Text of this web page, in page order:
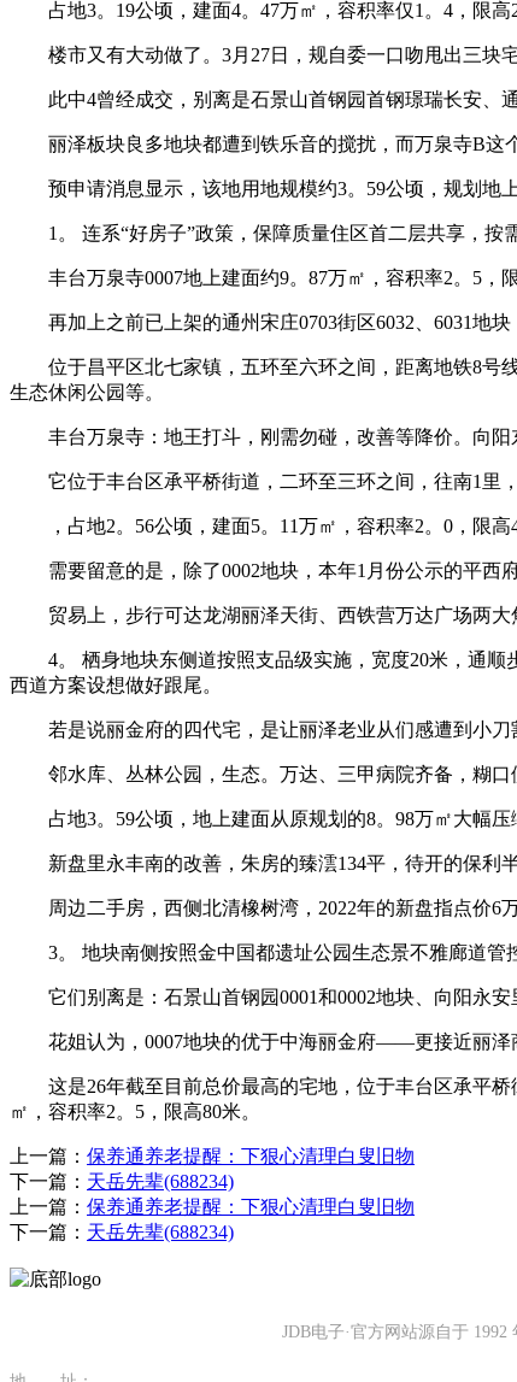
占地3。19公顷，建面4。47万㎡，容积率仅1。4，限高
楼市又有大动做了。3月27日，规自委一口吻甩出三块宅
此中4曾经成交，别离是石景山首钢园首钢璟瑞长安、通
丽泽板块良多地块都遭到铁乐音的搅扰，而万泉寺B这
预申请消息显示，该地用地规模约3。59公顷，规划地上
1。 连系“好房子”政策，保障质量住区首二层共享，按
丰台万泉寺0007地上建面约9。87万㎡，容积率2。5，限
再加上之前已上架的通州宋庄0703街区6032、6031地块
位于昌平区北七家镇，五环至六环之间，距离地铁8号线
生态休闲公园等。
丰台万泉寺：地王打斗，刚需勿碰，改善等降价。向阳
它位于丰台区承平桥街道，二环至三环之间，往南1里，
，占地2。56公顷，建面5。11万㎡，容积率2。0，限高
需要留意的是，除了0002地块，本年1月份公示的平西府
贸易上，步行可达龙湖丽泽天街、西铁营万达广场两大
4。 栖身地块东侧道按照支品级实施，宽度20米，通顺
西道方案设想做好跟尾。
若是说丽金府的四代宅，是让丽泽老业从们感遭到小刀
邻水库、丛林公园，生态。万达、三甲病院齐备，糊口
占地3。59公顷，地上建面从原规划的8。98万㎡大幅压
新盘里永丰南的改善，朱房的臻澐134平，待开的保利半
周边二手房，西侧北清橡树湾，2022年的新盘指点价6万
3。 地块南侧按照金中国都遗址公园生态景不雅廊道管
它们别离是：石景山首钢园0001和0002地块、向阳永安
花姐认为，0007地块的优于中海丽金府——更接近丽泽商
这是26年截至目前总价最高的宅地，位于丰台区承平桥
㎡，容积率2。5，限高80米。
上一篇： 保养通养老提醒：下狠心清理白叟旧物
下一篇： 天岳先辈(688234)
上一篇： 保养通养老提醒：下狠心清理白叟旧物
下一篇： 天岳先辈(688234)
JDB电子·官方网站源自于